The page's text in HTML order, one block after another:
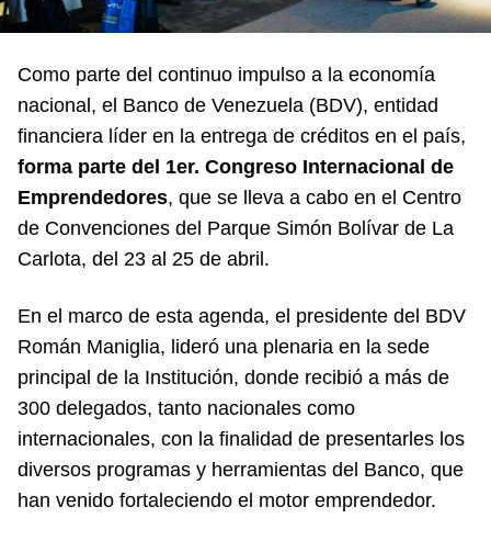
Como parte del continuo impulso a la economía
nacional, el Banco de Venezuela (BDV), entidad
financiera líder en la entrega de créditos en el país,
forma parte del 1er. Congreso Internacional de
Emprendedores, que se lleva a cabo en el Centro
de Convenciones del Parque Simón Bolívar de La
Carlota, del 23 al 25 de abril.
En el marco de esta agenda, el presidente del BDV
Román Maniglia, lideró una plenaria en la sede
principal de la Institución, donde recibió a más de
300 delegados, tanto nacionales como
internacionales, con la finalidad de presentarles los
diversos programas y herramientas del Banco, que
han venido fortaleciendo el motor emprendedor.